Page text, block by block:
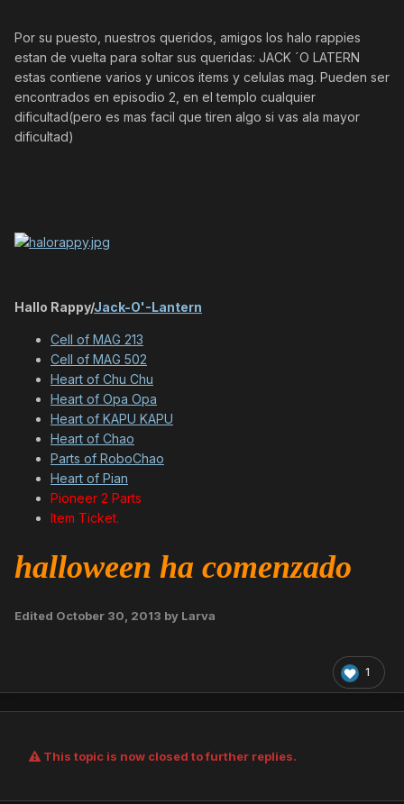
Por su puesto, nuestros queridos, amigos los halo rappies
estan de vuelta para soltar sus queridas: JACK ´O LATERN
estas contiene varios y unicos items y celulas mag. Pueden ser
encontrados en episodio 2, en el templo cualquier
dificultad(pero es mas facil que tiren algo si vas ala mayor
dificultad)
Hallo Rappy/Jack-O'-Lantern
Cell of MAG 213
Cell of MAG 502
Heart of Chu Chu
Heart of Opa Opa
Heart of KAPU KAPU
Heart of Chao
Parts of RoboChao
Heart of Pian
Pioneer 2 Parts
Item Ticket.
halloween ha comenzado
Edited October 30, 2013 by Larva
1
This topic is now closed to further replies.